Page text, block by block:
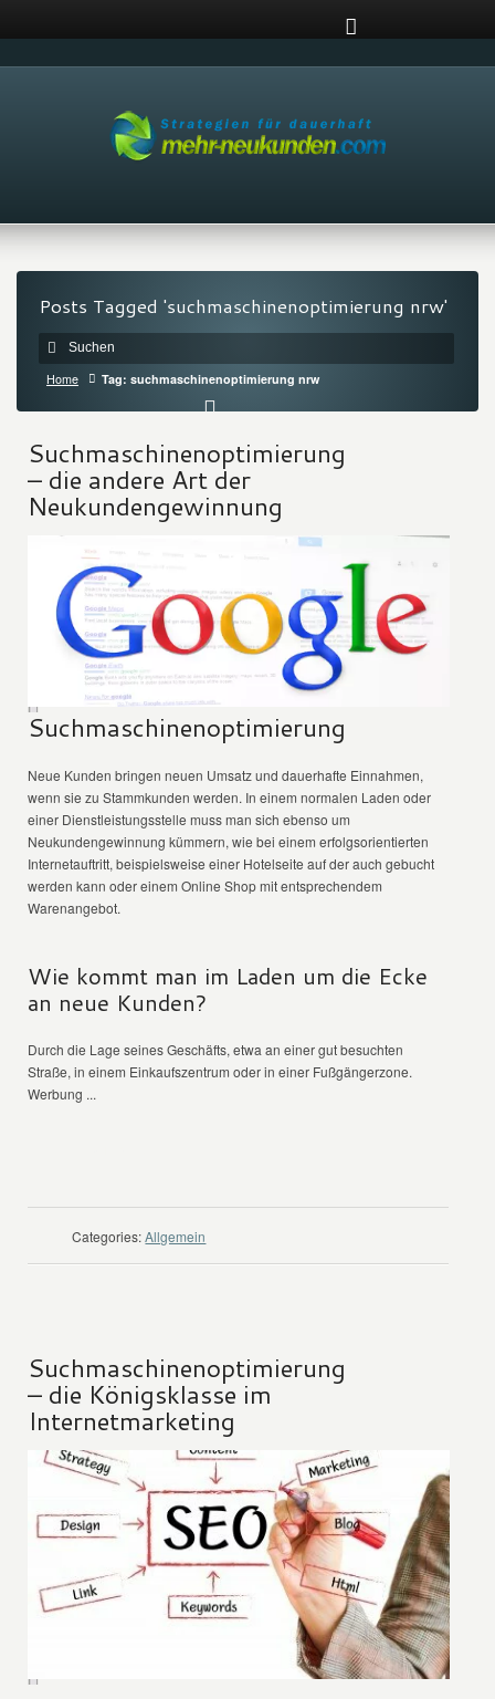
Posts Tagged 'suchmaschinenoptimierung nrw'
Home Tag: suchmaschinenoptimierung nrw
Suchmaschinenoptimierung
– die andere Art der
Neukundengewinnung
Suchmaschinenoptimierung
Neue Kunden bringen neuen Umsatz und dauerhafte Einnahmen,
wenn sie zu Stammkunden werden. In einem normalen Laden oder
einer Dienstleistungsstelle muss man sich ebenso um
Neukundengewinnung kümmern, wie bei einem erfolgsorientierten
Internetauftritt, beispielsweise einer Hotelseite auf der auch gebucht
werden kann oder einem Online Shop mit entsprechendem
Warenangebot.
Wie kommt man im Laden um die Ecke
an neue Kunden?
Durch die Lage seines Geschäfts, etwa an einer gut besuchten
Straße, in einem Einkaufszentrum oder in einer Fußgängerzone.
Werbung ...
Categories: Allgemein
Suchmaschinenoptimierung
– die Königsklasse im
Internetmarketing